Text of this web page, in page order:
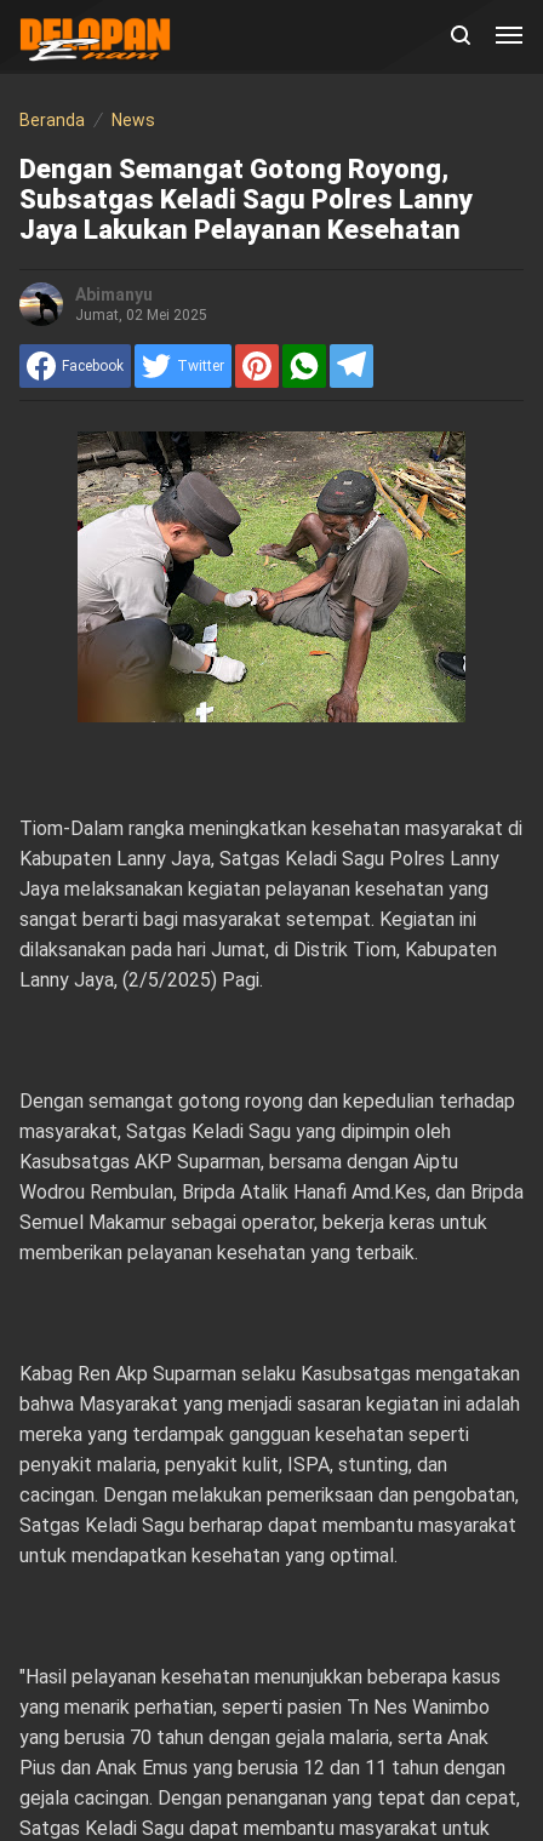
Beranda News
Dengan Semangat Gotong Royong,
Subsatgas Keladi Sagu Polres Lanny
Jaya Lakukan Pelayanan Kesehatan
Abimanyu
Jumat, 02 Mei 2025
Facebook Twitter
Tiom-Dalam rangka meningkatkan kesehatan masyarakat di
Kabupaten Lanny Jaya, Satgas Keladi Sagu Polres Lanny
Jaya melaksanakan kegiatan pelayanan kesehatan yang
sangat berarti bagi masyarakat setempat. Kegiatan ini
dilaksanakan pada hari Jumat, di Distrik Tiom, Kabupaten
Lanny Jaya, (2/5/2025) Pagi.
Dengan semangat gotong royong dan kepedulian terhadap
masyarakat, Satgas Keladi Sagu yang dipimpin oleh
Kasubsatgas AKP Suparman, bersama dengan Aiptu
Wodrou Rembulan, Bripda Atalik Hanafi Amd.Kes, dan Bripda
Semuel Makamur sebagai operator, bekerja keras untuk
memberikan pelayanan kesehatan yang terbaik.
Kabag Ren Akp Suparman selaku Kasubsatgas mengatakan
bahwa Masyarakat yang menjadi sasaran kegiatan ini adalah
mereka yang terdampak gangguan kesehatan seperti
penyakit malaria, penyakit kulit, ISPA, stunting, dan
cacingan. Dengan melakukan pemeriksaan dan pengobatan,
Satgas Keladi Sagu berharap dapat membantu masyarakat
untuk mendapatkan kesehatan yang optimal.
"Hasil pelayanan kesehatan menunjukkan beberapa kasus
yang menarik perhatian, seperti pasien Tn Nes Wanimbo
yang berusia 70 tahun dengan gejala malaria, serta Anak
Pius dan Anak Emus yang berusia 12 dan 11 tahun dengan
gejala cacingan. Dengan penanganan yang tepat dan cepat,
Satgas Keladi Sagu dapat membantu masyarakat untuk